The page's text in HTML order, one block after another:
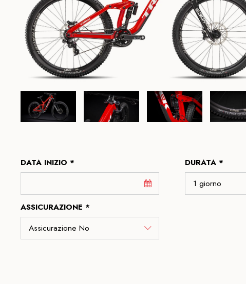
DATA INIZIO * DURATA *
ASSICURAZIONE *